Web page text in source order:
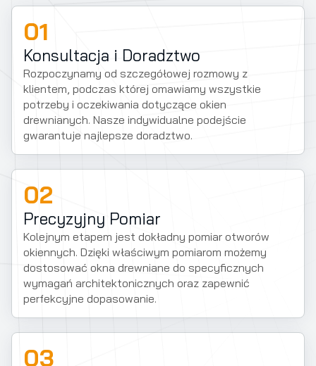
01
Konsultacja i Doradztwo
Rozpoczynamy od szczegółowej rozmowy z
klientem, podczas której omawiamy wszystkie
potrzeby i oczekiwania dotyczące okien
drewnianych. Nasze indywidualne podejście
gwarantuje najlepsze doradztwo.
02
Precyzyjny Pomiar
Kolejnym etapem jest dokładny pomiar otworów
okiennych. Dzięki właściwym pomiarom możemy
dostosować okna drewniane do specyficznych
wymagań architektonicznych oraz zapewnić
perfekcyjne dopasowanie.
03